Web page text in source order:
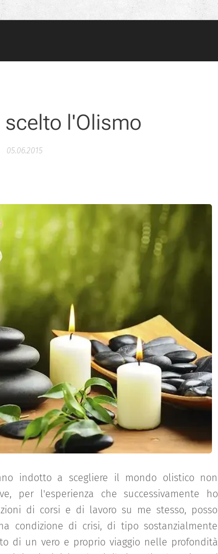
scelto l'Olismo
05.06.2015
indotto a scegliere il mondo olistico non
per l'esperienza che successivamente ho
di corsi e di lavoro su me stesso, posso
condizione di crisi, di tipo sostanzialmente
di un vero e proprio viaggio nelle profondità